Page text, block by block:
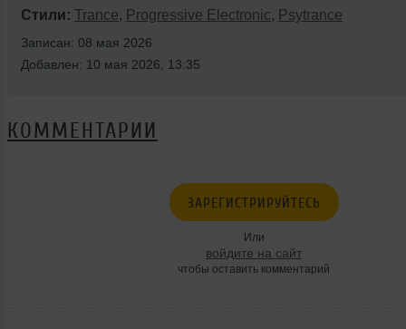
Стили: Trance, Progressive Electronic, Psytrance
Записан: 08 мая 2026
Добавлен: 10 мая 2026, 13:35
КОММЕНТАРИИ
ЗАРЕГИСТРИРУЙТЕСЬ
Или
войдите на сайт
чтобы оставить комментарий